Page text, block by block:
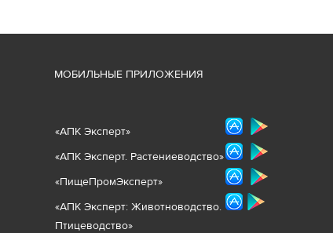
МОБИЛЬНЫЕ ПРИЛОЖЕНИЯ
«АПК Эксперт»
«АПК Эксперт. Растениеводство»
«ПищеПромЭксперт»
«АПК Эксперт: Животноводство.
Птицеводство»